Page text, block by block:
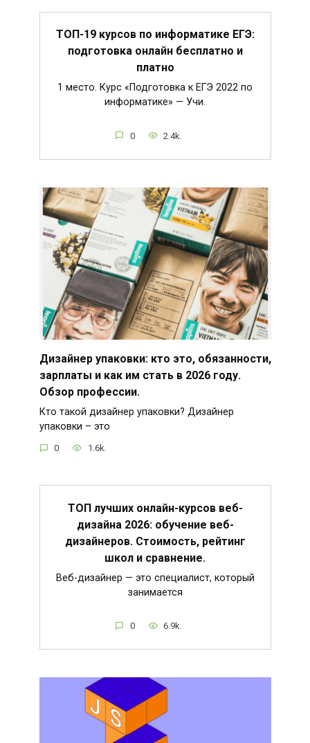
ТОП-19 курсов по информатике ЕГЭ:
подготовка онлайн бесплатно и
платно
1 место. Курс «Подготовка к ЕГЭ 2022 по
информатике» — Учи.
0 2.4k.
Дизайнер упаковки: кто это, обязанности,
зарплаты и как им стать в 2026 году.
Обзор профессии.
Кто такой дизайнер упаковки? Дизайнер
упаковки – это
0 1.6k.
ТОП лучших онлайн-курсов веб-
дизайна 2026: обучение веб-
дизайнеров. Стоимость, рейтинг
школ и сравнение.
Веб-дизайнер — это специалист, который
занимается
0 6.9k.